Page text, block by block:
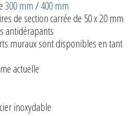
300 mm/400 mm
de section carrée de 50 x 20 mm
antidérapants
muraux sont disponibles en tant
actuelle